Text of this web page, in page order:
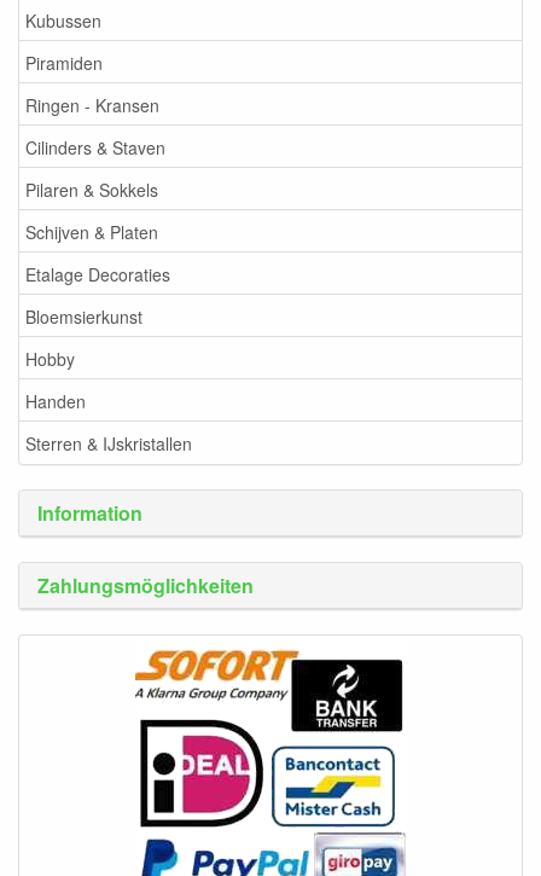
Kubussen
Piramiden
Ringen - Kransen
Cilinders & Staven
Pilaren & Sokkels
Schijven & Platen
Etalage Decoraties
Bloemsierkunst
Hobby
Handen
Sterren & IJskristallen
Information
Zahlungsmöglichkeiten